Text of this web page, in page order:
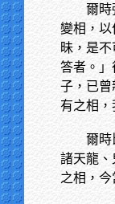
爾時
變相，以
昧，是
答者。」
子，已曾
有之相，
爾時
諸天龍、
之相，今